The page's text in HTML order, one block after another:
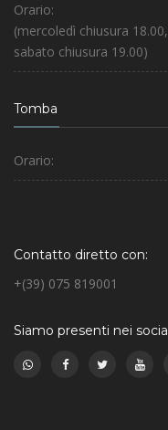
Orario:
(mercoledì chiusura 18.00,
sabato chiusura 19.00)
Tomba
Orario:
Contatto diretto con:
+(39) 075 819001
Siamo presenti nei social